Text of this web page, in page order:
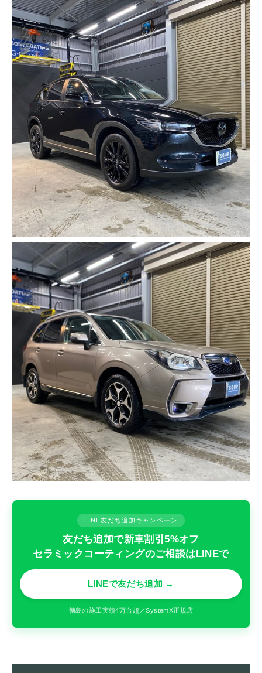
LINE友だち追加キャンペーン
友だち追加で新車割引5%オフ
セラミックコーティングのご相談はLINEで
LINEで友だち追加 →
徳島の施工実績4万台超／SystemX正規店